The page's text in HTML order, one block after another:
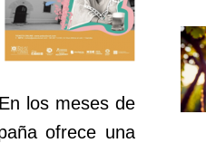
los meses de
ofrece una